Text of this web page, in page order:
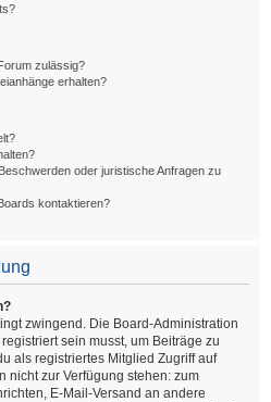
zulässig?
erhalten?
oder juristische Anfragen zu
kontaktieren?
zwingend. Die Board-Administration
sein musst, um Beiträge zu
als registriertes Mitglied Zugriff auf
nicht zur Verfügung stehen: zum
E-Mail-Versand an andere